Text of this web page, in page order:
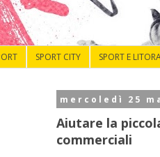
SPORT CITY SPORT E
mercoledì 25
Aiutare la
commerciali